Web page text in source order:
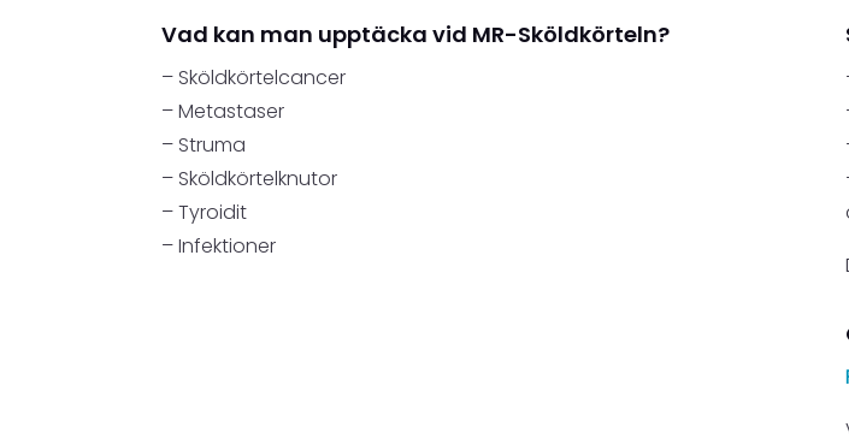
Vad kan man upptäcka vid MR-Sköldkörteln?
– Sköldkörtelcancer
– Metastaser
– Struma
– Sköldkörtelknutor
– Tyroidit
– Infektioner